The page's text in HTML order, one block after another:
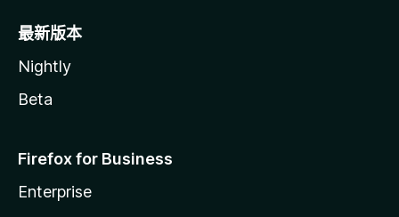
最新版本
Nightly
Beta
Firefox for Business
Enterprise